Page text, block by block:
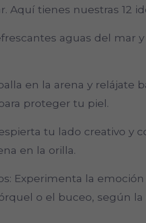
Aquí tienes nuestras 12
aguas del mar
en la arena y relájate
proteger tu piel.
tu lado creativo y
en la orilla.
Experimenta la
o el buceo, según